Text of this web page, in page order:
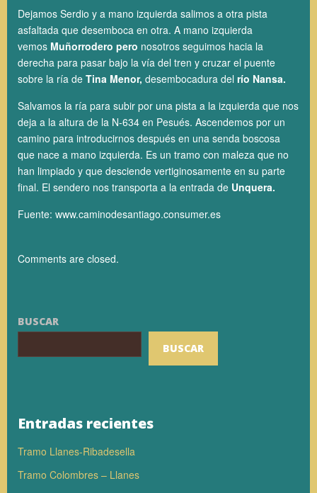
Dejamos Serdio y a mano izquierda salimos a otra pista
asfaltada que desemboca en otra. A mano izquierda
vemos Muñorrodero pero nosotros seguimos hacia la
derecha para pasar bajo la vía del tren y cruzar el puente
sobre la ría de Tina Menor, desembocadura del río Nansa.
Salvamos la ría para subir por una pista a la izquierda que nos
deja a la altura de la N-634 en Pesués. Ascendemos por un
camino para introducirnos después en una senda boscosa
que nace a mano izquierda. Es un tramo con maleza que no
han limpiado y que desciende vertiginosamente en su parte
final. El sendero nos transporta a la entrada de Unquera.
Fuente: www.caminodesantiago.consumer.es
Comments are closed.
BUSCAR
BUSCAR
Entradas recientes
Tramo Llanes-Ribadesella
Tramo Colombres – Llanes